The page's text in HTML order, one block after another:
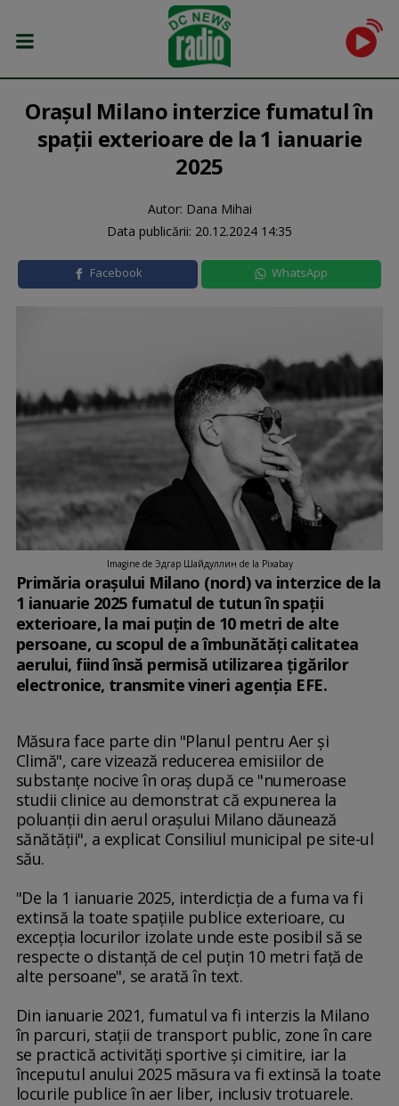
Oraşul Milano interzice fumatul în
spaţii exterioare de la 1 ianuarie
2025
Autor: Dana Mihai
Data publicării: 20.12.2024 14:35
Facebook WhatsApp
Imagine de Эдгар Шайдуллин de la Pixabay
Primăria oraşului Milano (nord) va interzice de la
1 ianuarie 2025 fumatul de tutun în spaţii
exterioare, la mai puţin de 10 metri de alte
persoane, cu scopul de a îmbunătăţi calitatea
aerului, fiind însă permisă utilizarea ţigărilor
electronice, transmite vineri agenţia EFE.
Măsura face parte din "Planul pentru Aer şi
Climă", care vizează reducerea emisiilor de
substanţe nocive în oraş după ce "numeroase
studii clinice au demonstrat că expunerea la
poluanţii din aerul oraşului Milano dăunează
sănătăţii", a explicat Consiliul municipal pe site-ul
său.
"De la 1 ianuarie 2025, interdicţia de a fuma va fi
extinsă la toate spaţiile publice exterioare, cu
excepţia locurilor izolate unde este posibil să se
respecte o distanţă de cel puţin 10 metri faţă de
alte persoane", se arată în text.
Din ianuarie 2021, fumatul va fi interzis la Milano
în parcuri, staţii de transport public, zone în care
se practică activităţi sportive şi cimitire, iar la
începutul anului 2025 măsura va fi extinsă la toate
locurile publice în aer liber, inclusiv trotuarele.